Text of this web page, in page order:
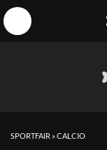
SPORTFAIR »CALCIO